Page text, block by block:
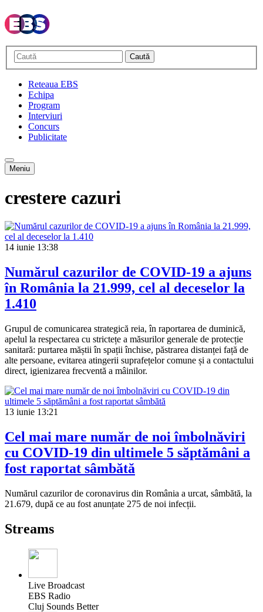
Caută
Reteaua EBS
Echipa
Program
Interviuri
Concurs
Publicitate
Meniu
crestere cazuri
14 iunie 13:38
Numărul cazurilor de COVID-19 a ajuns
în România la 21.999, cel al deceselor la
1.410
Grupul de comunicarea strategică reia, în raportarea de duminică,
apelul la respectarea cu strictețe a măsurilor generale de protecție
sanitară: purtarea măștii în spații închise, păstrarea distanței față de
alte persoane, evitarea atingerii suprafețelor comune și a contactului
direct, igienizarea frecventă a mâinilor.
13 iunie 13:21
Cel mai mare număr de noi îmbolnăviri
cu COVID-19 din ultimele 5 săptămâni a
fost raportat sâmbătă
Numărul cazurilor de coronavirus din România a urcat, sâmbătă, la
21.679, după ce au fost anunțate 275 de noi infecții.
Streams
Live Broadcast
EBS Radio
Cluj Sounds Better